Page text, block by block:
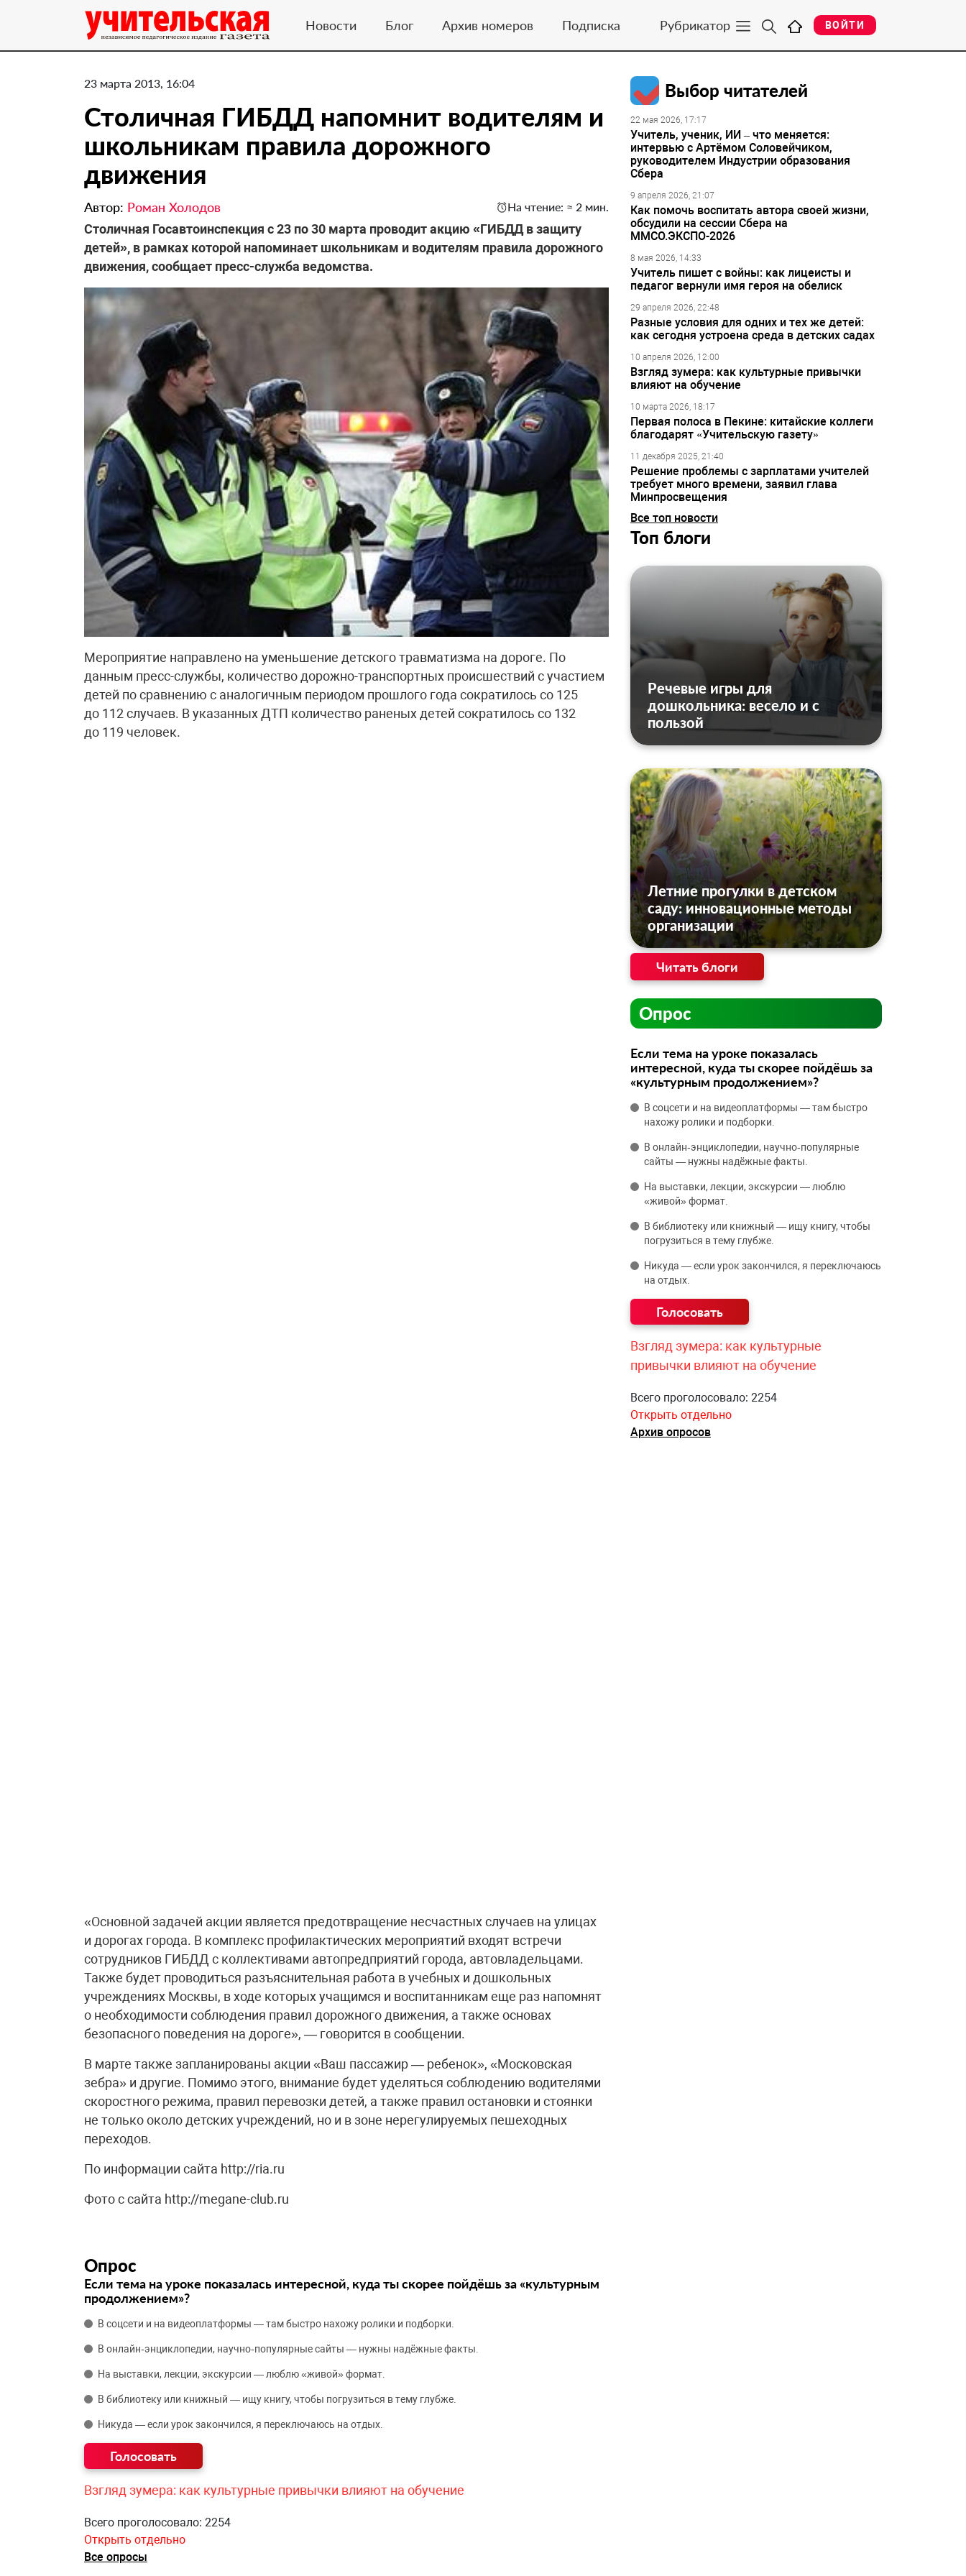
Новости Блог Архив номеров Подписка Рубрикатор ВОЙТИ
23 марта 2013, 16:04
Столичная ГИБДД напомнит водителям и
школьникам правила дорожного
движения
Автор: Роман Холодов На чтение: ≈ 2 мин.
Столичная Госавтоинспекция с 23 по 30 марта проводит акцию «ГИБДД в защиту
детей», в рамках которой напоминает школьникам и водителям правила дорожного
движения, сообщает пресс-служба ведомства.
Мероприятие направлено на уменьшение детского травматизма на дороге. По
данным пресс-службы, количество дорожно-транспортных происшествий с участием
детей по сравнению с аналогичным периодом прошлого года сократилось со 125
до 112 случаев. В указанных ДТП количество раненых детей сократилось со 132
до 119 человек.
«Основной задачей акции является предотвращение несчастных случаев на улицах
и дорогах города. В комплекс профилактических мероприятий входят встречи
сотрудников ГИБДД с коллективами автопредприятий города, автовладельцами.
Также будет проводиться разъяснительная работа в учебных и дошкольных
учреждениях Москвы, в ходе которых учащимся и воспитанникам еще раз напомнят
о необходимости соблюдения правил дорожного движения, а также основах
безопасного поведения на дороге», — говорится в сообщении.
В марте также запланированы акции «Ваш пассажир — ребенок», «Московская
зебра» и другие. Помимо этого, внимание будет уделяться соблюдению водителями
скоростного режима, правил перевозки детей, а также правил остановки и стоянки
не только около детских учреждений, но и в зоне нерегулируемых пешеходных
переходов.
По информации сайта http://ria.ru
Фото с сайта http://megane-club.ru
Опрос
Если тема на уроке показалась интересной, куда ты скорее пойдёшь за «культурным
продолжением»?
В соцсети и на видеоплатформы — там быстро нахожу ролики и подборки.
В онлайн‑энциклопедии, научно‑популярные сайты — нужны надёжные факты.
На выставки, лекции, экскурсии — люблю «живой» формат.
В библиотеку или книжный — ищу книгу, чтобы погрузиться в тему глубже.
Никуда — если урок закончился, я переключаюсь на отдых.
Взгляд зумера: как культурные привычки влияют на обучение
Всего проголосовало: 2254
Открыть отдельно
Все опросы
Выбор читателей
22 мая 2026, 17:17
Учитель, ученик, ИИ – что меняется:
интервью с Артёмом Соловейчиком,
руководителем Индустрии образования
Сбера
9 апреля 2026, 21:07
Как помочь воспитать автора своей жизни,
обсудили на сессии Сбера на
ММСО.ЭКСПО-2026
8 мая 2026, 14:33
Учитель пишет с войны: как лицеисты и
педагог вернули имя героя на обелиск
29 апреля 2026, 22:48
Разные условия для одних и тех же детей:
как сегодня устроена среда в детских садах
10 апреля 2026, 12:00
Взгляд зумера: как культурные привычки
влияют на обучение
10 марта 2026, 18:17
Первая полоса в Пекине: китайские коллеги
благодарят «Учительскую газету»
11 декабря 2025, 21:40
Решение проблемы с зарплатами учителей
требует много времени, заявил глава
Минпросвещения
Все топ новости
Топ блоги
Речевые игры для
дошкольника: весело и с
пользой
Летние прогулки в детском
саду: инновационные методы
организации
Читать блоги
Опрос
Если тема на уроке показалась
интересной, куда ты скорее пойдёшь за
«культурным продолжением»?
В соцсети и на видеоплатформы — там быстро
нахожу ролики и подборки.
В онлайн‑энциклопедии, научно‑популярные
сайты — нужны надёжные факты.
На выставки, лекции, экскурсии — люблю
«живой» формат.
В библиотеку или книжный — ищу книгу, чтобы
погрузиться в тему глубже.
Никуда — если урок закончился, я переключаюсь
на отдых.
Взгляд зумера: как культурные
привычки влияют на обучение
Всего проголосовало: 2254
Открыть отдельно
Архив опросов